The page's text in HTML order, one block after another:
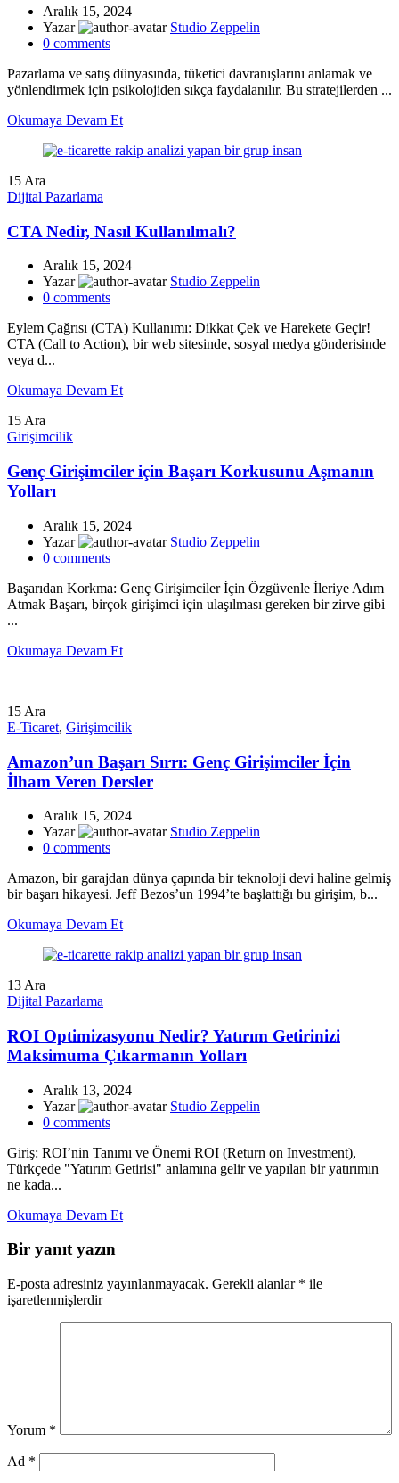
Aralık 15, 2024
Yazar
Studio Zeppelin
0 comments
Pazarlama ve satış dünyasında, tüketici davranışlarını anlamak ve
yönlendirmek için psikolojiden sıkça faydalanılır. Bu stratejilerden ...
Okumaya Devam Et
15 Ara
Dijital Pazarlama
CTA Nedir, Nasıl Kullanılmalı?
Aralık 15, 2024
Yazar
Studio Zeppelin
0 comments
Eylem Çağrısı (CTA) Kullanımı: Dikkat Çek ve Harekete Geçir!
CTA (Call to Action), bir web sitesinde, sosyal medya gönderisinde
veya d...
Okumaya Devam Et
15 Ara
Girişimcilik
Genç Girişimciler için Başarı Korkusunu Aşmanın
Yolları
Aralık 15, 2024
Yazar
Studio Zeppelin
0 comments
Başarıdan Korkma: Genç Girişimciler İçin Özgüvenle İleriye Adım
Atmak Başarı, birçok girişimci için ulaşılması gereken bir zirve gibi
...
Okumaya Devam Et
15 Ara
E-Ticaret, Girişimcilik
Amazon’un Başarı Sırrı: Genç Girişimciler İçin
İlham Veren Dersler
Aralık 15, 2024
Yazar
Studio Zeppelin
0 comments
Amazon, bir garajdan dünya çapında bir teknoloji devi haline gelmiş
bir başarı hikayesi. Jeff Bezos’un 1994’te başlattığı bu girişim, b...
Okumaya Devam Et
13 Ara
Dijital Pazarlama
ROI Optimizasyonu Nedir? Yatırım Getirinizi
Maksimuma Çıkarmanın Yolları
Aralık 13, 2024
Yazar
Studio Zeppelin
0 comments
Giriş: ROI’nin Tanımı ve Önemi ROI (Return on Investment),
Türkçede "Yatırım Getirisi" anlamına gelir ve yapılan bir yatırımın
ne kada...
Okumaya Devam Et
Bir yanıt yazın
E-posta adresiniz yayınlanmayacak. Gerekli alanlar * ile
işaretlenmişlerdir
Yorum *
Ad *